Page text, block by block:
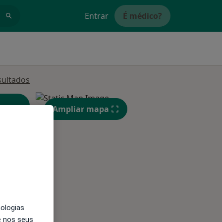
Entrar É médico?
Ampliar mapa
nos seus